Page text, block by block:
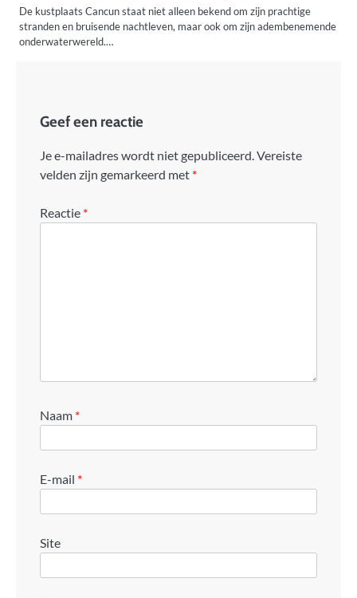
De kustplaats Cancun staat niet alleen bekend om zijn prachtige
stranden en bruisende nachtleven, maar ook om zijn adembenemende
onderwaterwereld.…
Geef een reactie
Je e-mailadres wordt niet gepubliceerd. Vereiste
velden zijn gemarkeerd met *
Reactie *
Naam *
E-mail *
Site